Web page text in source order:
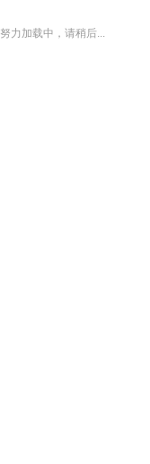
努力加载中，请稍后...